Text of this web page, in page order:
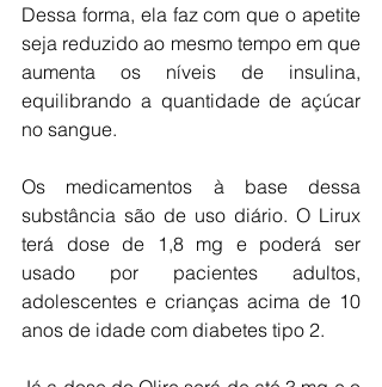
Dessa forma, ela faz com que o apetite
seja reduzido ao mesmo tempo em que
aumenta os níveis de insulina,
equilibrando a quantidade de açúcar
no sangue.
Os medicamentos à base dessa
substância são de uso diário. O Lirux
terá dose de 1,8 mg e poderá ser
usado por pacientes adultos,
adolescentes e crianças acima de 10
anos de idade com diabetes tipo 2.